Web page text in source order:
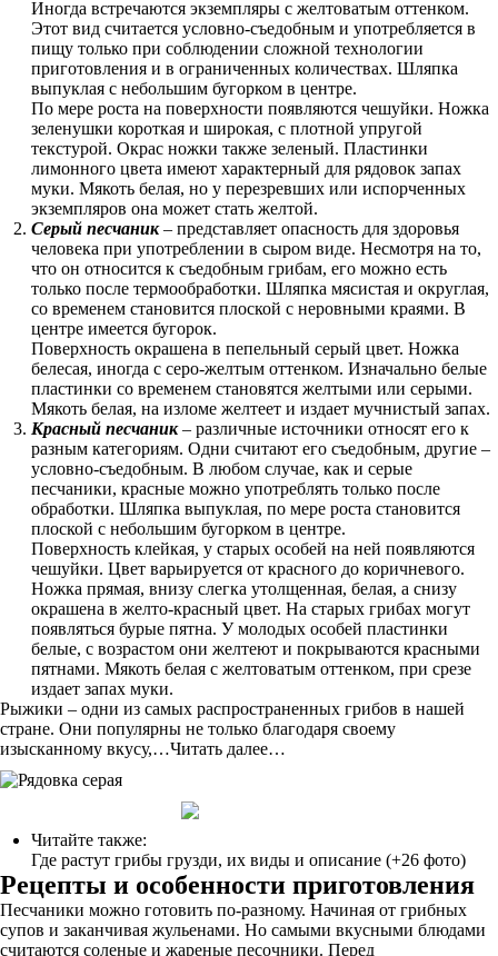
Иногда встречаются экземпляры с желтоватым оттенком.
Этот вид считается условно-съедобным и употребляется в
пищу только при соблюдении сложной технологии
приготовления и в ограниченных количествах. Шляпка
выпуклая с небольшим бугорком в центре.
По мере роста на поверхности появляются чешуйки. Ножка
зеленушки короткая и широкая, с плотной упругой
текстурой. Окрас ножки также зеленый. Пластинки
лимонного цвета имеют характерный для рядовок запах
муки. Мякоть белая, но у перезревших или испорченных
экземпляров она может стать желтой.
Серый песчаник– представляет опасность для здоровья
человека при употреблении в сыром виде. Несмотря на то,
что он относится к съедобным грибам, его можно есть
только после термообработки. Шляпка мясистая и округлая,
со временем становится плоской с неровными краями. В
центре имеется бугорок.
Поверхность окрашена в пепельный серый цвет. Ножка
белесая, иногда с серо-желтым оттенком. Изначально белые
пластинки со временем становятся желтыми или серыми.
Мякоть белая, на изломе желтеет и издает мучнистый запах.
Красный песчаник– различные источники относят его к
разным категориям. Одни считают его съедобным, другие –
условно-съедобным. В любом случае, как и серые
песчаники, красные можно употреблять только после
обработки. Шляпка выпуклая, по мере роста становится
плоской с небольшим бугорком в центре.
Поверхность клейкая, у старых особей на ней появляются
чешуйки. Цвет варьируется от красного до коричневого.
Ножка прямая, внизу слегка утолщенная, белая, а снизу
окрашена в желто-красный цвет. На старых грибах могут
появляться бурые пятна. У молодых особей пластинки
белые, с возрастом они желтеют и покрываются красными
пятнами. Мякоть белая с желтоватым оттенком, при срезе
издает запах муки.
Рыжики – одни из самых распространенных грибов в нашей
стране. Они популярны не только благодаря своему
изысканному вкусу,…Читать далее…
Читайте также:
Где растут грибы грузди, их виды и описание (+26 фото)
Рецепты и особенности приготовления
Песчаники можно готовить по-разному. Начиная от грибных
супов и заканчивая жульенами. Но самыми вкусными блюдами
считаются соленые и жареные песочники. Перед